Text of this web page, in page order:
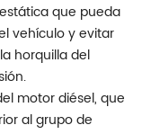
que pueda
vehículo y evitar
horquilla del
motor diésel, que
al grupo de